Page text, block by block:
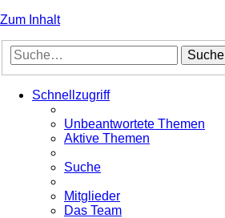
Zum Inhalt
Suche
Schnellzugriff
Unbeantwortete Themen
Aktive Themen
Suche
Mitglieder
Das Team